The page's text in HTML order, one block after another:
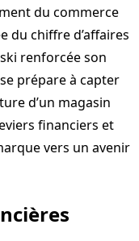
du commerce
du chiffre d’affaires
renforcée son
prépare à capter
d’un magasin
financiers et
vers un avenir